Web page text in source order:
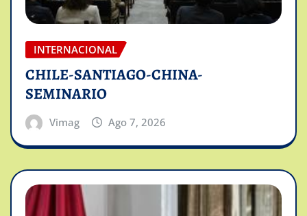
INTERNACIONAL
CHILE-SANTIAGO-CHINA-
SEMINARIO
Vimag Ago 7, 2026